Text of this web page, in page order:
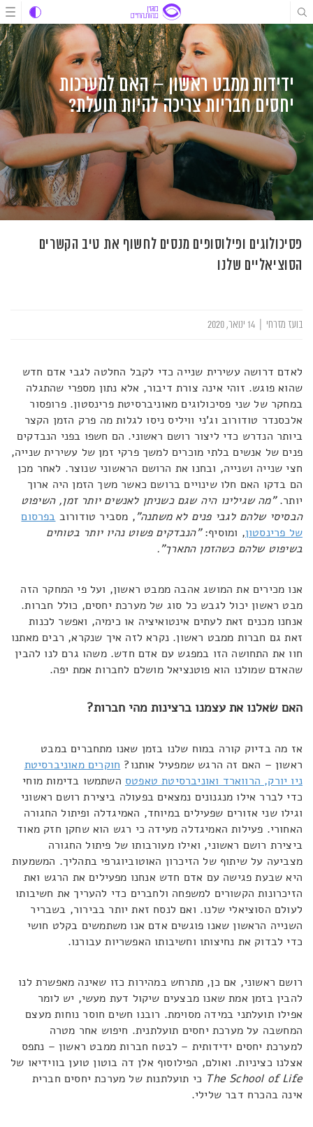
דלג
לתוכן
דלג
דלג
ידידות ממבט ראשון – האם למערכות
יחסים חבריות צריכה להיות תועלת?
פסיכולוגים ופילוסופים מנסים לחשוף את טיב הקשרים
הסוציאליים שלנו
בועז מזרחי
לאדם דרושה עשירית שנייה כדי לקבל החלטה לגבי אדם חדש
שהוא פוגש. זוהי אינה צורת דיבור, אלא נתון מספרי שהתגלה
במחקר של שני פסיכולוגים מאוניברסיטת פרינסטון. פרופסור
אלכסנדר טודורוב וג'ני וויליס ניסו לגלות מה פרק הזמן הקצר
ביותר הנדרש כדי ליצור רושם ראשוני. הם חשפו בפני הנבדקים
פנים של אנשים בלתי מוכרים למשך פרקי זמן של עשירית שנייה,
חצי שנייה ושנייה, ובחנו את הרושם הראשוני שנוצר. לאחר מכן
הם בדקו האם חלו שינויים ברושם כאשר משך הזמן היה ארוך
יותר."מה שגילינו היה שגם כשניתן לאנשים יותר זמן, השיפוט
הבסיסי שלהם לגבי פנים לא משתנה", מסביר טודורוב בפרסום
של פרינסטון, ומוסיף:"הנבדקים פשוט נהיו יותר בטוחים
בשיפוט שלהם כשהזמן התארך".
אנו מכירים את המושג אהבה ממבט ראשון, ועל פי המחקר הזה
מבט ראשון יכול לגבש כל סוג של מערכת יחסים, כולל חברות.
אנחנו מכנים זאת לעתים אינטואיציה או כימיה, ואפשר לכנות
זאת גם חברות ממבט ראשון. נקרא לזה איך שנקרא, רבים מאתנו
חוו את התחושה הזו במפגש עם אדם חדש. משהו גרם לנו להבין
שהאדם שמולנו הוא פוטנציאל מושלם לחברות אמת יפה.
האם שאלנו את עצמנו ברצינות מהי חברות?
אז מה בדיוק קורה במוח שלנו בזמן שאנו מתחברים במבט
ראשון – האם זה הרגש שמפעיל אותנו? חוקרים מאוניברסיטת
ניו יורק, הרווארד ואוניברסיטת טאפטס השתמשו בדימות מוחי
כדי לברר אילו מנגנונים נמצאים בפעולה ביצירת רושם ראשוני
וגילו שני אזורים שפעילים במיוחד, האמיגדלה ופיתול החגורה
האחורי. פעילות האמיגדלה מעידה כי רגש הוא שחקן חזק מאוד
ביצירת רושם ראשוני, ואילו מעורבותו של פיתול החגורה
מצביעה על שיתוף של הזיכרון האוטוביוגרפי בתהליך. המשמעות
היא שבעת פגישה עם אדם חדש אנחנו מפעילים את הרגש ואת
הזיכרונות הקשורים למשפחה ולחברים כדי להעריך את חשיבותו
לעולם הסוציאלי שלנו. ואם לנסח זאת יותר בבירור, בשבריר
השנייה הראשון שאנו פוגשים אדם אנו משתמשים בקלט חושי
כדי לבדוק את נחיצותו וחשיבותו האפשריות עבורנו.
רושם ראשוני, אם כן, מתרחש במהירות כזו שאינה מאפשרת לנו
להבין בזמן אמת שאנו מבצעים שיקול דעת מעשי, יש לומר
אפילו תועלתני במידה מסוימת. רובנו חשים חוסר נוחות מעצם
המחשבה על מערכת יחסים תועלתנית. חיפוש אחר מטרה
למערכת יחסים ידידותית – לבטח חברות ממבט ראשון – נתפס
אצלנו כציניות. ואולם, הפילוסוף אלן דה בוטון טוען בווידיאו של
The School of Life כי תועלתנות של מערכת יחסים חברית
אינה בהכרח דבר שלילי.